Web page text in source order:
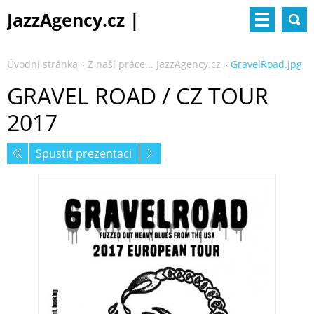
JazzAgency.cz |
Úvodní stránka Z naší práce... JazzAgency.cz GravelRoad.jpg
GRAVEL ROAD / CZ TOUR
2017
Spustit prezentaci